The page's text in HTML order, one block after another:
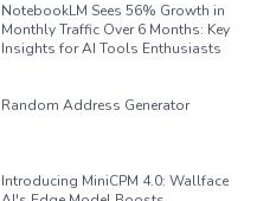
NotebookLM Sees 56% Growth in
Monthly Traffic Over 6 Months: Key
Insights for AI Tools Enthusiasts
Random Address Generator
Introducing MiniCPM 4.0: Wallface